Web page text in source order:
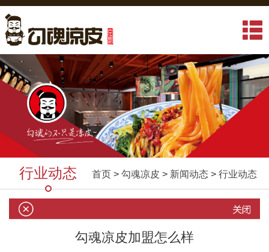
行业动态 首页 > 勾魂凉皮 > 新闻动态 > 行业动态
勾魂凉皮加盟怎么样